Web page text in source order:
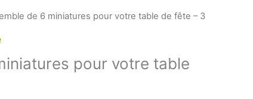
de 6 miniatures pour votre table de fête – 3
pour votre table